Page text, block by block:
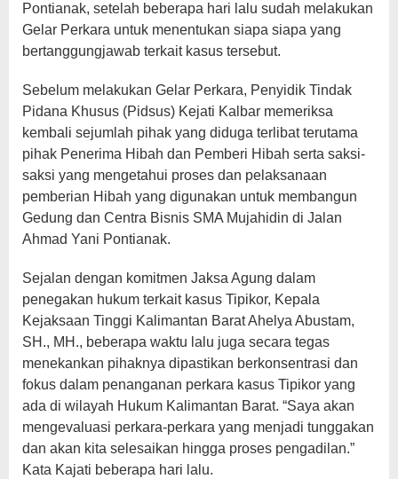
Pontianak, setelah beberapa hari lalu sudah melakukan
Gelar Perkara untuk menentukan siapa siapa yang
bertanggungjawab terkait kasus tersebut.
Sebelum melakukan Gelar Perkara, Penyidik Tindak
Pidana Khusus (Pidsus) Kejati Kalbar memeriksa
kembali sejumlah pihak yang diduga terlibat terutama
pihak Penerima Hibah dan Pemberi Hibah serta saksi-
saksi yang mengetahui proses dan pelaksanaan
pemberian Hibah yang digunakan untuk membangun
Gedung dan Centra Bisnis SMA Mujahidin di Jalan
Ahmad Yani Pontianak.
Sejalan dengan komitmen Jaksa Agung dalam
penegakan hukum terkait kasus Tipikor, Kepala
Kejaksaan Tinggi Kalimantan Barat Ahelya Abustam,
SH., MH., beberapa waktu lalu juga secara tegas
menekankan pihaknya dipastikan berkonsentrasi dan
fokus dalam penanganan perkara kasus Tipikor yang
ada di wilayah Hukum Kalimantan Barat. “Saya akan
mengevaluasi perkara-perkara yang menjadi tunggakan
dan akan kita selesaikan hingga proses pengadilan.”
Kata Kajati beberapa hari lalu.